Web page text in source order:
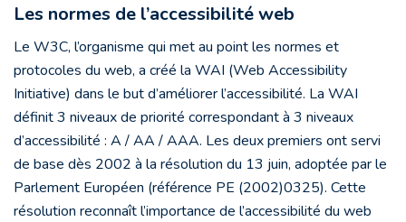
Les normes de l’accessibilité web
Le W3C, l’organisme qui met au point les normes et
protocoles du web, a créé la WAI (Web Accessibility
Initiative) dans le but d’améliorer l’accessibilité. La WAI
définit 3 niveaux de priorité correspondant à 3 niveaux
d’accessibilité : A / AA / AAA. Les deux premiers ont servi
de base dès 2002 à la résolution du 13 juin, adoptée par le
Parlement Européen (référence PE (2002)0325). Cette
résolution reconnaît l’importance de l’accessibilité du web